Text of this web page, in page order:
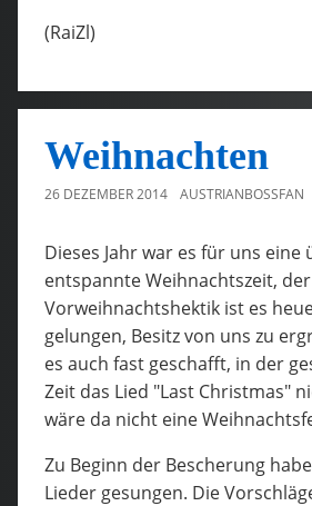
(RaiZl)
Weihnachten
26 DEZEMBER 2014 AUSTRIANBOSSFAN
Dieses Jahr war es für uns eine
entspannte Weihnachtszeit, der
Vorweihnachtshektik ist es
gelungen, Besitz von uns zu
es auch fast geschafft, in der
Zeit das Lied "Last Christmas"
wäre da nicht eine
Zu Beginn der Bescherung
Lieder gesungen. Die